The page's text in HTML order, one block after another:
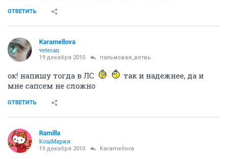
ОТВЕТИТЬ
Karamellova
veteran
19 декабря 2010 пальмовая_ветвь
ок! напишу тогда в ЛС
так и надежнее, да и
мне сапсем не сложно
ОТВЕТИТЬ
Ramilla
КошМария
19 декабря 2010 Karamellova